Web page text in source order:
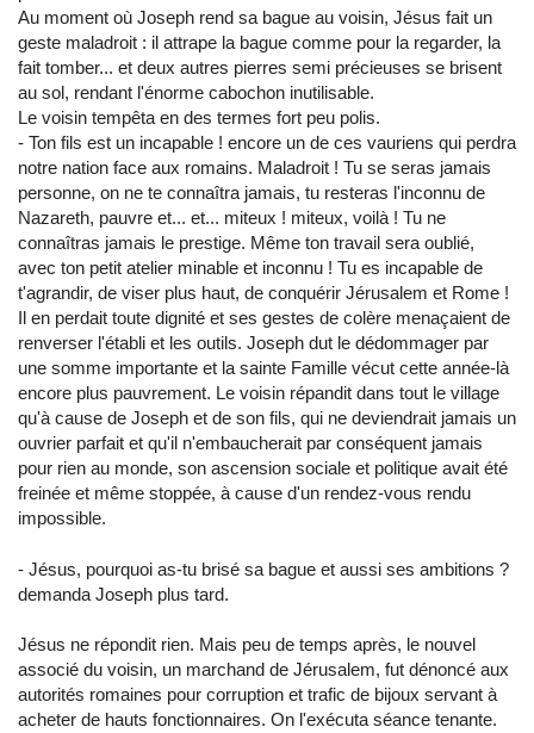
Au moment où Joseph rend sa bague au voisin, Jésus fait un
geste maladroit : il attrape la bague comme pour la regarder, la
fait tomber... et deux autres pierres semi précieuses se brisent
au sol, rendant l'énorme cabochon inutilisable.
Le voisin tempêta en des termes fort peu polis.
- Ton fils est un incapable ! encore un de ces vauriens qui perdra
notre nation face aux romains. Maladroit ! Tu se seras jamais
personne, on ne te connaîtra jamais, tu resteras l'inconnu de
Nazareth, pauvre et... et... miteux ! miteux, voilà ! Tu ne
connaîtras jamais le prestige. Même ton travail sera oublié,
avec ton petit atelier minable et inconnu ! Tu es incapable de
t'agrandir, de viser plus haut, de conquérir Jérusalem et Rome !
Il en perdait toute dignité et ses gestes de colère menaçaient de
renverser l'établi et les outils. Joseph dut le dédommager par
une somme importante et la sainte Famille vécut cette année-là
encore plus pauvrement. Le voisin répandit dans tout le village
qu'à cause de Joseph et de son fils, qui ne deviendrait jamais un
ouvrier parfait et qu'il n'embaucherait par conséquent jamais
pour rien au monde, son ascension sociale et politique avait été
freinée et même stoppée, à cause d'un rendez-vous rendu
impossible.
- Jésus, pourquoi as-tu brisé sa bague et aussi ses ambitions ?
demanda Joseph plus tard.
Jésus ne répondit rien. Mais peu de temps après, le nouvel
associé du voisin, un marchand de Jérusalem, fut dénoncé aux
autorités romaines pour corruption et trafic de bijoux servant à
acheter de hauts fonctionnaires. On l'exécuta séance tenante.